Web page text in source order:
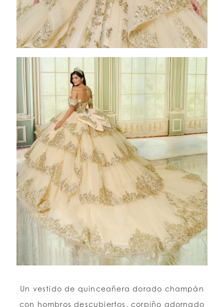
Un vestido de quinceañera dorado champán
con hombros descubiertos, corpiño adornado